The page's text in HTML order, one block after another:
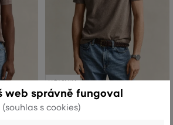
NOVINKA
web správně fungoval
(souhlas s cookies)